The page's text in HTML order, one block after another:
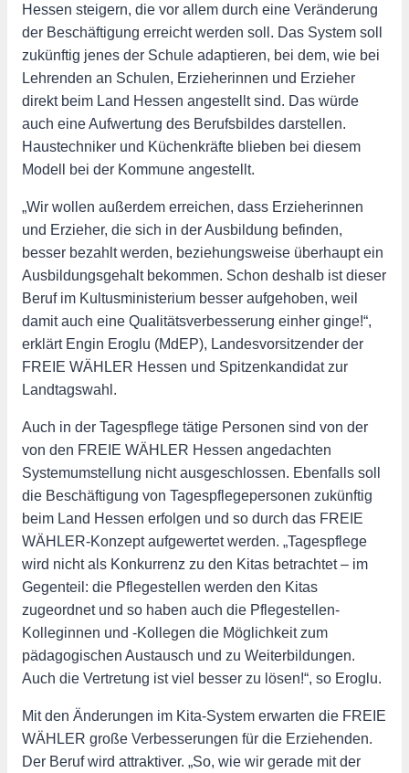
Hessen steigern, die vor allem durch eine Veränderung
der Beschäftigung erreicht werden soll. Das System soll
zukünftig jenes der Schule adaptieren, bei dem, wie bei
Lehrenden an Schulen, Erzieherinnen und Erzieher
direkt beim Land Hessen angestellt sind. Das würde
auch eine Aufwertung des Berufsbildes darstellen.
Haustechniker und Küchenkräfte blieben bei diesem
Modell bei der Kommune angestellt.
„Wir wollen außerdem erreichen, dass Erzieherinnen
und Erzieher, die sich in der Ausbildung befinden,
besser bezahlt werden, beziehungsweise überhaupt ein
Ausbildungsgehalt bekommen. Schon deshalb ist dieser
Beruf im Kultusministerium besser aufgehoben, weil
damit auch eine Qualitätsverbesserung einher ginge!“,
erklärt Engin Eroglu (MdEP), Landesvorsitzender der
FREIE WÄHLER Hessen und Spitzenkandidat zur
Landtagswahl.
Auch in der Tagespflege tätige Personen sind von der
von den FREIE WÄHLER Hessen angedachten
Systemumstellung nicht ausgeschlossen. Ebenfalls soll
die Beschäftigung von Tagespflegepersonen zukünftig
beim Land Hessen erfolgen und so durch das FREIE
WÄHLER-Konzept aufgewertet werden. „Tagespflege
wird nicht als Konkurrenz zu den Kitas betrachtet – im
Gegenteil: die Pflegestellen werden den Kitas
zugeordnet und so haben auch die Pflegestellen-
Kolleginnen und -Kollegen die Möglichkeit zum
pädagogischen Austausch und zu Weiterbildungen.
Auch die Vertretung ist viel besser zu lösen!“, so Eroglu.
Mit den Änderungen im Kita-System erwarten die FREIE
WÄHLER große Verbesserungen für die Erziehenden.
Der Beruf wird attraktiver. „So, wie wir gerade mit der